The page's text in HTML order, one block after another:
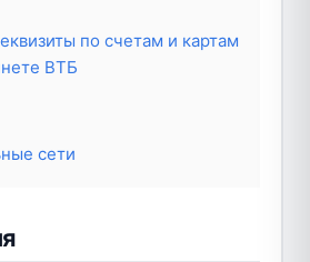
по счетам и картам
ВТБ
сети